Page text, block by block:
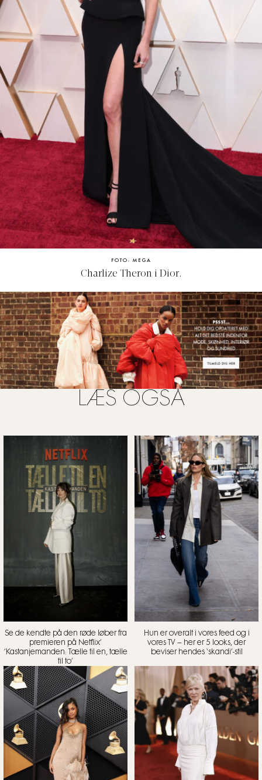
FOTO: MEGA
Charlize Theron i Dior.
LÆS OGSÅ
Se de kendte på den røde løber fra
premieren på Netflix’
’Kastanjemanden: Tælle til en, tælle
til to’
Hun er overalt i vores feed og i
vores TV – her er 5 looks, der
beviser hendes ‘skandi’-stil